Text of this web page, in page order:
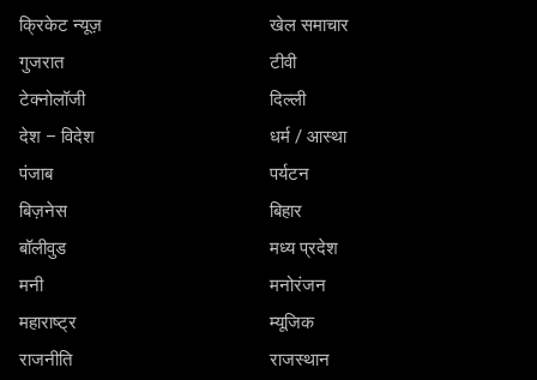
क्रिकेट न्यूज़
खेल समाचार
गुजरात
टीवी
टेक्नोलॉजी
दिल्ली
देश – विदेश
धर्म / आस्था
पंजाब
पर्यटन
बिज़नेस
बिहार
बॉलीवुड
मध्य प्रदेश
मनी
मनोरंजन
महाराष्ट्र
म्यूजिक
राजनीति
राजस्थान